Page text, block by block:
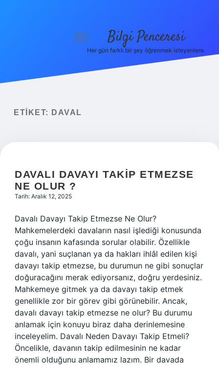
Yasal Uyarı
menüyü
Bilgi Penceresi
Her gün farklı bir şey öğrenmek isteyenlere.
ETIKET: DAVAL
DAVALI DAVAYI TAKIP ETMEZSE
NE OLUR ?
Tarih: Aralık 12, 2025
Davalı Davayı Takip Etmezse Ne Olur?
Mahkemelerdeki davaların nasıl işlediği konusunda
çoğu insanın kafasında sorular olabilir. Özellikle
davalı, yani suçlanan ya da hakları ihlâl edilen kişi
davayı takip etmezse, bu durumun ne gibi sonuçlar
doğuracağını merak ediyorsanız, doğru yerdesiniz.
Mahkemeye gitmek ya da davayı takip etmek
genellikle zor bir görev gibi görünebilir. Ancak,
davalı davayı takip etmezse ne olur? Bu durumu
anlamak için konuyu biraz daha derinlemesine
inceleyelim. Davalı Neden Davayı Takip Etmeli?
Öncelikle, davanın takip edilmesinin ne kadar
önemli olduğunu anlamamız lazım. Bir davada